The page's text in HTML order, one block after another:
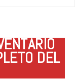
DEL